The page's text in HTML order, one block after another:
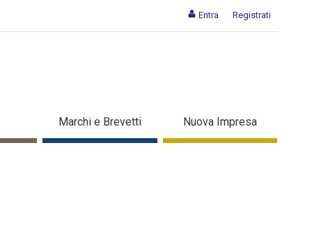
Entra Registrati
Marchi e Brevetti Nuova Impresa